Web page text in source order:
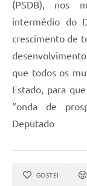
(PSDB), nos
intermédio do
crescimento de
que todos os
Estado, para
“onda de
Deputado
GOSTEI